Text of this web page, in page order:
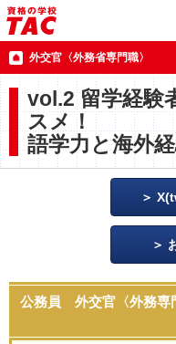
外交官〈外務省専門職〉
vol.2 留学経験
スメ！
語学力と海外
公務員 外交官〈外務専